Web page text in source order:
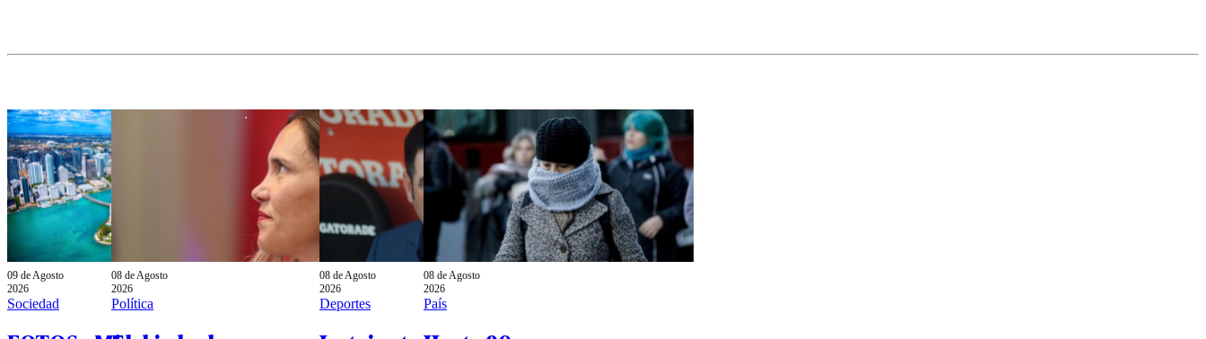
09 de Agosto
2026
Sociedad
08 de Agosto
2026
Política
08 de Agosto
2026
Deportes
08 de Agosto
2026
País